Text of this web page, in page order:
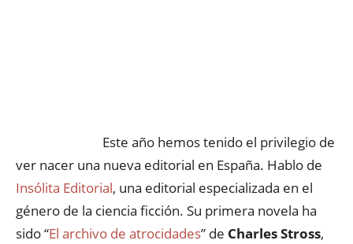
Este año hemos tenido el privilegio de
ver nacer una nueva editorial en España. Hablo de
Insólita Editorial, una editorial especializada en el
género de la ciencia ficción. Su primera novela ha
sido “El archivo de atrocidades” de Charles Stross,